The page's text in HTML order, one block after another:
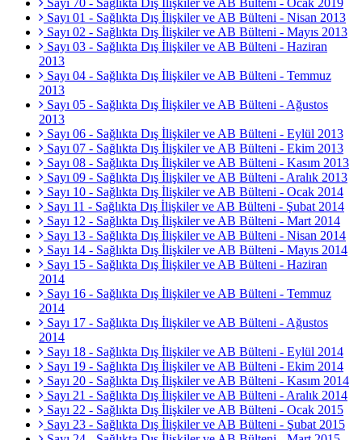
Sayı 70 - Sağlıkta Dış İlişkiler ve AB Bülteni - Ocak 2019
Sayı 01 - Sağlıkta Dış İlişkiler ve AB Bülteni - Nisan 2013
Sayı 02 - Sağlıkta Dış İlişkiler ve AB Bülteni - Mayıs 2013
Sayı 03 - Sağlıkta Dış İlişkiler ve AB Bülteni - Haziran
2013
Sayı 04 - Sağlıkta Dış İlişkiler ve AB Bülteni - Temmuz
2013
Sayı 05 - Sağlıkta Dış İlişkiler ve AB Bülteni - Ağustos
2013
Sayı 06 - Sağlıkta Dış İlişkiler ve AB Bülteni - Eylül 2013
Sayı 07 - Sağlıkta Dış İlişkiler ve AB Bülteni - Ekim 2013
Sayı 08 - Sağlıkta Dış İlişkiler ve AB Bülteni - Kasım 2013
Sayı 09 - Sağlıkta Dış İlişkiler ve AB Bülteni - Aralık 2013
Sayı 10 - Sağlıkta Dış İlişkiler ve AB Bülteni - Ocak 2014
Sayı 11 - Sağlıkta Dış İlişkiler ve AB Bülteni - Şubat 2014
Sayı 12 - Sağlıkta Dış İlişkiler ve AB Bülteni - Mart 2014
Sayı 13 - Sağlıkta Dış İlişkiler ve AB Bülteni - Nisan 2014
Sayı 14 - Sağlıkta Dış İlişkiler ve AB Bülteni - Mayıs 2014
Sayı 15 - Sağlıkta Dış İlişkiler ve AB Bülteni - Haziran
2014
Sayı 16 - Sağlıkta Dış İlişkiler ve AB Bülteni - Temmuz
2014
Sayı 17 - Sağlıkta Dış İlişkiler ve AB Bülteni - Ağustos
2014
Sayı 18 - Sağlıkta Dış İlişkiler ve AB Bülteni - Eylül 2014
Sayı 19 - Sağlıkta Dış İlişkiler ve AB Bülteni - Ekim 2014
Sayı 20 - Sağlıkta Dış İlişkiler ve AB Bülteni - Kasım 2014
Sayı 21 - Sağlıkta Dış İlişkiler ve AB Bülteni - Aralık 2014
Sayı 22 - Sağlıkta Dış İlişkiler ve AB Bülteni - Ocak 2015
Sayı 23 - Sağlıkta Dış İlişkiler ve AB Bülteni - Şubat 2015